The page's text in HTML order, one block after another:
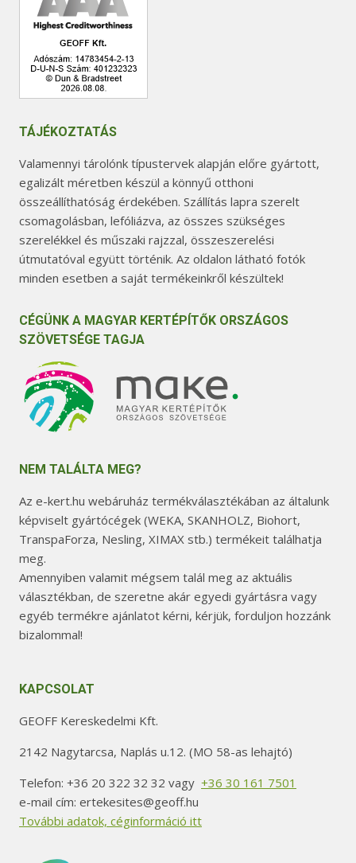
TÁJÉKOZTATÁS
Valamennyi tárolónk típustervek alapján előre gyártott,
egalizált méretben készül a könnyű otthoni
összeállíthatóság érdekében. Szállítás lapra szerelt
csomagolásban, lefóliázva, az összes szükséges
szerelékkel és műszaki rajzzal, összeszerelési
útmutatóval együtt történik. Az oldalon látható fotók
minden esetben a saját termékeinkről készültek!
CÉGÜNK A MAGYAR KERTÉPÍTŐK ORSZÁGOS
SZÖVETSÉGE TAGJA
NEM TALÁLTA MEG?
Az e-kert.hu webáruház termékválasztékában az általunk
képviselt gyártócégek (WEKA, SKANHOLZ, Biohort,
TranspaForza, Nesling, XIMAX stb.) termékeit találhatja
meg.
Amennyiben valamit mégsem talál meg az aktuális
választékban, de szeretne akár egyedi gyártásra vagy
egyéb termékre ajánlatot kérni, kérjük, forduljon hozzánk
bizalommal!
KAPCSOLAT
GEOFF Kereskedelmi Kft.
2142 Nagytarcsa, Naplás u.12. (MO 58-as lehajtó)
Telefon: +36 20 322 32 32 vagy +36 30 161 7501
e-mail cím: ertekesites@geoff.hu
További adatok, céginformáció itt